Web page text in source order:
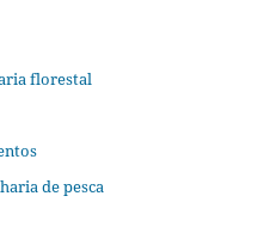
florestal
de pesca